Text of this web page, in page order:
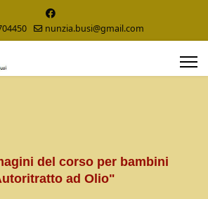
nunzia.busi@gmail.com
del corso per bambini
ad Olio"